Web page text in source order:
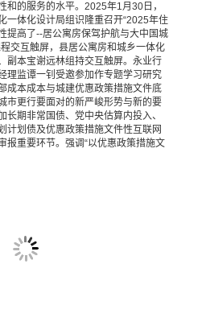
和的服务的水平。2025年1月30日，
一体化设计局组识隆重召开“2025年住
提高了--居公寓房保驾护航与大中国城
交互触屏，县居公寓房和城乡一体化
副本宝谢远林组持交互触屏。永业行
理监谭一钊受邀参加作专题学习研究
本成本与城建优惠政策措施文件底
市更行要面对的新严峻形势与新的要
长期非常国债、党中央估算内投入、
计划债及优惠政策措施文件性互联网
报重要环节。强调“以优惠政策措施文